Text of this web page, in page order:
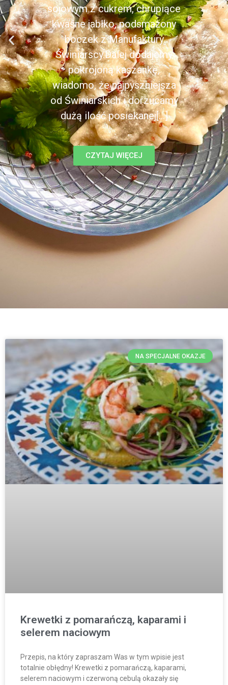
sojowym z cukrem, chrupiące
kwaśne jabłko, podsmażony
boczek z Manufaktury
Świniarscy.Dalej dodajemy
pokrojoną kaszankę,
wiadomo, że najpyszniejsza
od Świniarskich i dorzucamy
dużą ilość posiekanej[...]
CZYTAJ WIĘCEJ
NA SPECJALNE OKAZJE
Krewetki z pomarańczą, kaparami i
selerem naciowym
Przepis, na który zapraszam Was w tym wpisie jest
totalnie obłędny! Krewetki z pomarańczą, kaparami,
selerem naciowym i czerwoną cebulą okazały się